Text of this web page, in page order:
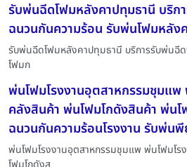
รับพ่นฉีดโฟมหลังคาปทุมธานี บริก
ฉนวนกันความร้อน รับพ่นโฟมหลัง
รับพ่นฉีดโฟมหลังคาปทุมธานี บริการรับพ่นฉี
โฟมก
พ่นโฟมโรงงานอุตสาหกรรมชุมแพ
คลังสินค้า พ่นโฟมโกดังสินค้า พ่นโ
ฉนวนกันความร้อนโรงงาน รับพ่น
พ่นโฟมโรงงานอุตสาหกรรมชุมแพ พ่นโฟมโ